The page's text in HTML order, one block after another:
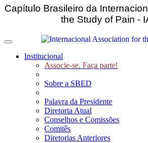
Capítulo Brasileiro da
the Study of Pain -
Toggle navigation
Institucional
Associe-se. Faça parte!
Sobre a SBED
Palavra da Presidente
Diretoria Atual
Conselhos e Comissões
Comitês
Diretorias Anteriores